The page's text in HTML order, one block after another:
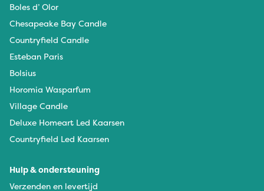
Boles d’ Olor
Chesapeake Bay Candle
Countryfield Candle
Esteban Paris
Bolsius
Horomia Wasparfum
Village Candle
Deluxe Homeart Led Kaarsen
Countryfield Led Kaarsen
Hulp & ondersteuning
Verzenden en levertijd